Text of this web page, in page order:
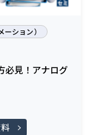
ション）
必見！アナログ